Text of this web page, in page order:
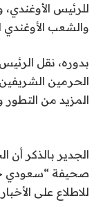
للرئيس الأوغندي،
والشعب الأوغندي
بدوره، نقل
الحرمين
المزيد من التطور
الجدير بالذكر أن
صحيفة “سعودي
للاطلاع على